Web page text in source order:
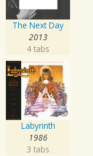
The Next Day
2013
4 tabs
Labyrinth
1986
3 tabs